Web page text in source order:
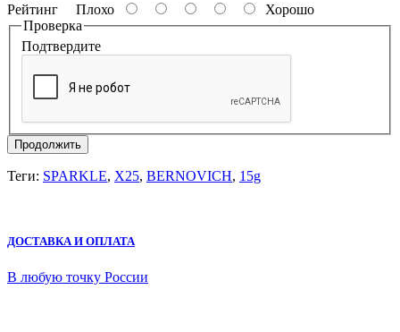
Рейтинг Плохо
Хорошо
Проверка
Подтвердите
Продолжить
Теги: SPARKLE, X25, BERNOVICH, 15g
ДОСТАВКА И ОПЛАТА
В любую точку России